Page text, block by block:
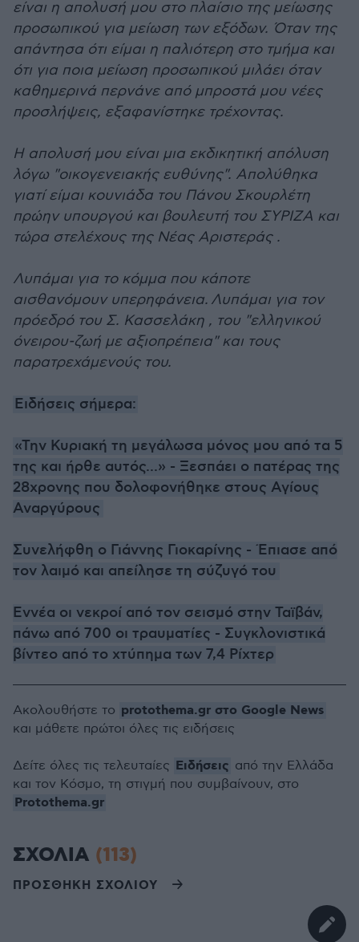
είναι η απολυσή μου στο πλαίσιο της μείωσης
προσωπικού για μείωση των εξόδων. Όταν της
απάντησα ότι είμαι η παλιότερη στο τμήμα και
ότι για ποια μείωση προσωπικού μιλάει όταν
καθημερινά περνάνε από μπροστά μου νέες
προσλήψεις, εξαφανίστηκε τρέχοντας.
Η απολυσή μου είναι μια εκδικητική απόλυση
λόγω "οικογενειακής ευθύνης". Απολύθηκα
γιατί είμαι κουνιάδα του Πάνου Σκουρλέτη
πρώην υπουργού και βουλευτή του ΣΥΡΙΖΑ και
τώρα στελέχους της Νέας Αριστεράς .
Λυπάμαι για το κόμμα που κάποτε
αισθανόμουν υπερηφάνεια. Λυπάμαι για τον
πρόεδρό του Σ. Κασσελάκη , του "ελληνικού
όνειρου-ζωή με αξιοπρέπεια" και τους
παρατρεχάμενούς του.
Ειδήσεις σήμερα:
«Την Κυριακή τη μεγάλωσα μόνος μου από τα 5
της και ήρθε αυτός...» - Ξεσπάει ο πατέρας της
28χρονης που δολοφονήθηκε στους Αγίους
Αναργύρους
Συνελήφθη ο Γιάννης Γιοκαρίνης - Έπιασε από
τον λαιμό και απείλησε τη σύζυγό του
Εννέα οι νεκροί από τον σεισμό στην Ταϊβάν,
πάνω από 700 οι τραυματίες - Συγκλονιστικά
βίντεο από το χτύπημα των 7,4 Ρίχτερ
Ακολουθήστε το protothema.gr στο Google News
και μάθετε πρώτοι όλες τις ειδήσεις
Δείτε όλες τις τελευταίες Ειδήσεις από την Ελλάδα
και τον Κόσμο, τη στιγμή που συμβαίνουν, στο
Protothema.gr
ΣΧΟΛΙΑ (113)
ΠΡΟΣΘΗΚΗ ΣΧΟΛΙΟΥ